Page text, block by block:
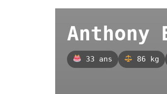
Anthony
33 ans 86 kg